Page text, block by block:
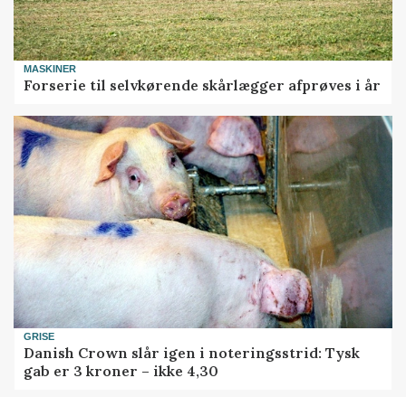
MASKINER
Forserie til selvkørende skårlægger afprøves i år
GRISE
Danish Crown slår igen i noteringsstrid: Tysk
gab er 3 kroner – ikke 4,30